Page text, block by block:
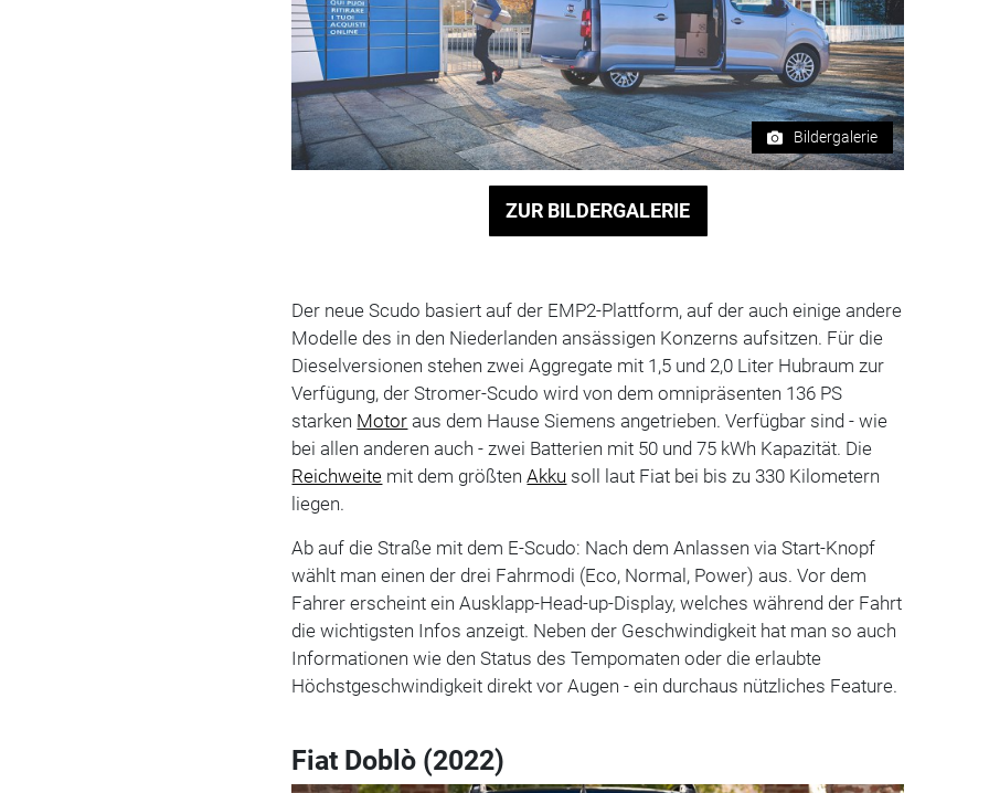
Bildergalerie
ZUR BILDERGALERIE
Der neue Scudo basiert auf der EMP2-Plattform, auf der auch einige andere
Modelle des in den Niederlanden ansässigen Konzerns aufsitzen. Für die
Dieselversionen stehen zwei Aggregate mit 1,5 und 2,0 Liter Hubraum zur
Verfügung, der Stromer-Scudo wird von dem omnipräsenten 136 PS
starken Motor aus dem Hause Siemens angetrieben. Verfügbar sind - wie
bei allen anderen auch - zwei Batterien mit 50 und 75 kWh Kapazität. Die
Reichweite mit dem größtenAkku soll laut Fiat bei bis zu 330 Kilometern
liegen.
Ab auf die Straße mit dem E-Scudo: Nach dem Anlassen via Start-Knopf
wählt man einen der drei Fahrmodi (Eco, Normal, Power) aus. Vor dem
Fahrer erscheint ein Ausklapp-Head-up-Display, welches während der Fahrt
die wichtigsten Infos anzeigt. Neben der Geschwindigkeit hat man so auch
Informationen wie den Status des Tempomaten oder die erlaubte
Höchstgeschwindigkeit direkt vor Augen - ein durchaus nützliches Feature.
Fiat Doblò (2022)